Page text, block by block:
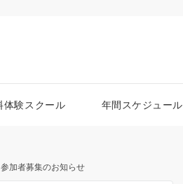
体験スクール 年間スケジュール
加者募集のお知らせ